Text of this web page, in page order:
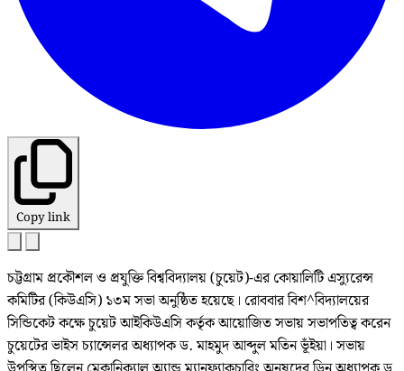
Copy link
চট্টগ্রাম প্রকৌশল ও প্রযুক্তি বিশ্ববিদ্যালয় (চুয়েট)-এর কোয়ালিটি এস্যুরেন্স
কমিটির (কিউএসি) ১৩ম সভা অনুষ্ঠিত হয়েছে। রোববার বিশ^বিদ্যালয়ের
সিন্ডিকেট কক্ষে চুয়েট আইকিউএসি কর্তৃক আয়োজিত সভায় সভাপতিত্ব করেন
চুয়েটের ভাইস চ্যান্সেলর অধ্যাপক ড. মাহমুদ আব্দুল মতিন ভূঁইয়া। সভায়